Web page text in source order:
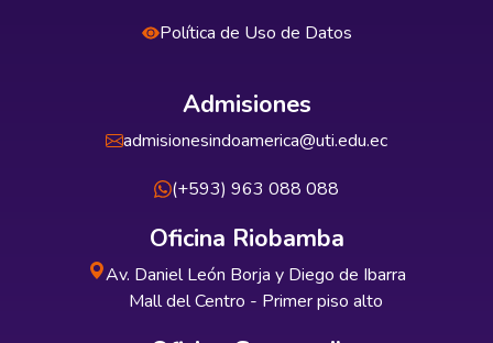
Política de Uso de Datos
Admisiones
admisionesindoamerica@uti.edu.ec
(+593) 963 088 088
Oficina Riobamba
Av. Daniel León Borja y Diego de Ibarra
Mall del Centro - Primer piso alto